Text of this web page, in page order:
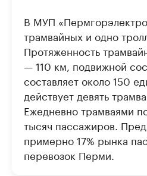
В МУП
трамвайных и одно
Протяженность
— 110 км, подвижной
составляет около 150
действует девять
Ежедневно трамваями
тысяч пассажиров.
примерно 17% рынка
перевозок Перми.